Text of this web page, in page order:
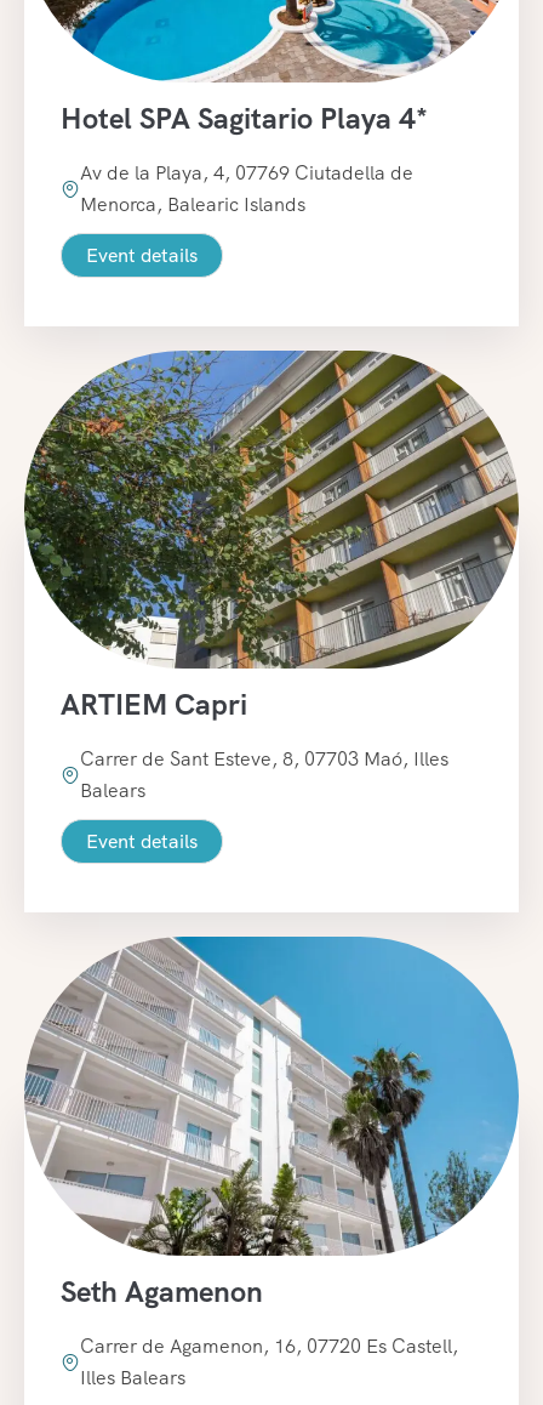
Hotel SPA Sagitario Playa 4*
Av de la Playa, 4, 07769 Ciutadella de
Menorca, Balearic Islands
Event details
ARTIEM Capri
Carrer de Sant Esteve, 8, 07703 Maó, Illes
Balears
Event details
Seth Agamenon
Carrer de Agamenon, 16, 07720 Es Castell,
Illes Balears